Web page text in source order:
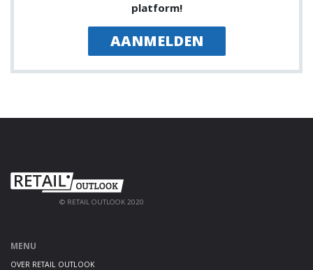
platform!
AANMELDEN
© RETAIL OUTLOOK 2020
MENU
OVER RETAIL OUTLOOK